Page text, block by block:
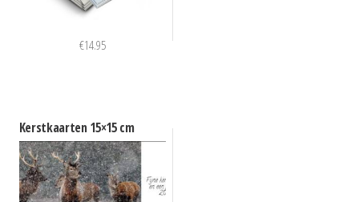
€14.95
Kerstkaarten 15×15 cm